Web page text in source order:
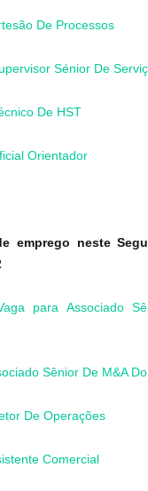
De Processos
Sénior De
De HST
Orientador
emprego neste
para Associado
Sênior De M&A
De Operações
Comercial